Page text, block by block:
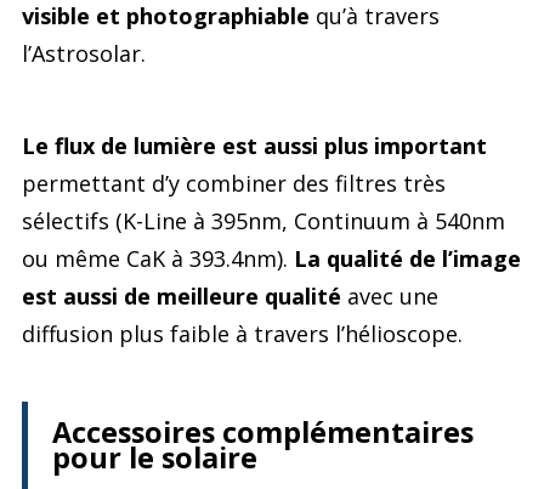
visible et photographiable qu’à travers
l’Astrosolar.
Le flux de lumière est aussi plus important
permettant d’y combiner des filtres très
sélectifs (K-Line à 395nm, Continuum à 540nm
ou même CaK à 393.4nm). La qualité de l’image
est aussi de meilleure qualité avec une
diffusion plus faible à travers l’hélioscope.
Accessoires complémentaires
pour le solaire